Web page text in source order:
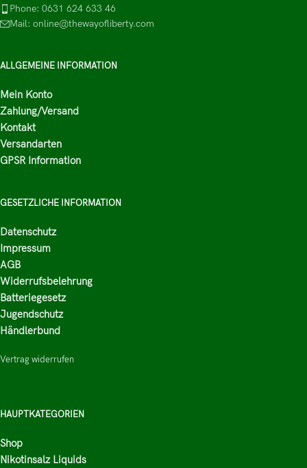
Phone: 0631 624 633 46
Mail: online@thewayofliberty.com
ALLGEMEINE INFORMATION
Mein Konto
Zahlung/Versand
Kontakt
Versandarten
GPSR Information
GESETZLICHE INFORMATION
Datenschutz
Impressum
AGB
Widerrufsbelehrung
Batteriegesetz
Jugendschutz
Händlerbund
Vertrag widerrufen
HAUPTKATEGORIEN
Shop
Nikotinsalz Liquids